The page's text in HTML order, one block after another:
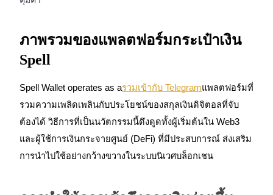
อนุพันธ์ของหุ้น ฟอเร็กซ์ โลหะมีค่า และสินค้าโภคภัณฑ์
ฟิวเจอร์ส USDC
ภาพรวมของแพลตฟอร์มกระเป๋าเงิน
Spell
Spell Wallet operates as aรวมเข้ากับ Telegramแพลตฟอร์มที่
รวมความเพลิดเพลินกับประโยชน์ของสกุลเงินดิจิตอลที่จับ
ต้องได้ วิธีการที่เป็นนวัตกรรมนี้ดึงดูดทั้งผู้เริ่มต้นใน Web3
และผู้ใช้การเงินกระจายศูนย์ (DeFi) ที่มีประสบการณ์ ส่งเสริม
การนำไปใช้อย่างกว้างขวางในระบบนิเวศบล็อกเชน